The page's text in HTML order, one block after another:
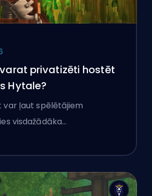
privatizēti hostēt
Hytale?
var ļaut spēlētājiem
visdažādāka…